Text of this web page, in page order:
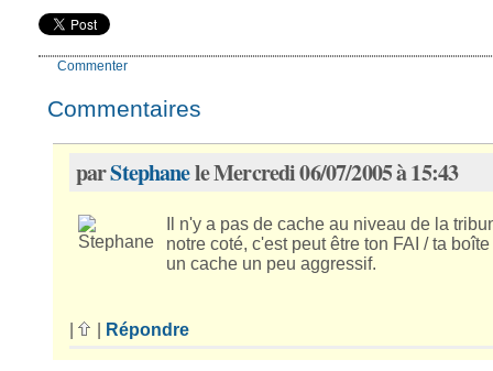
Commenter
Commentaires
parStephanele Mercredi 06/07/2005 à 15:43
Il n'y a pas de cache au niveau de la
notre coté, c'est peut être ton FAI / ta
un cache un peu aggressif.
Répondre